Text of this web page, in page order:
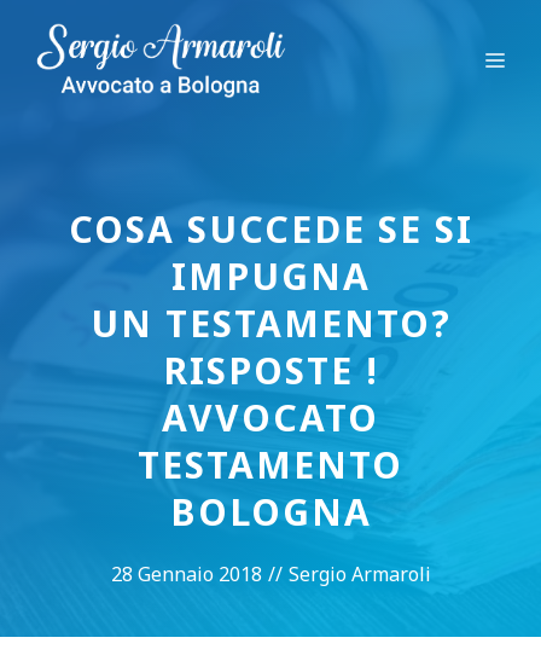
contenuto
COSA SUCCEDE SE SI
IMPUGNA
UN TESTAMENTO?
RISPOSTE !
AVVOCATO
TESTAMENTO
BOLOGNA
28 Gennaio 2018 // Sergio Armaroli